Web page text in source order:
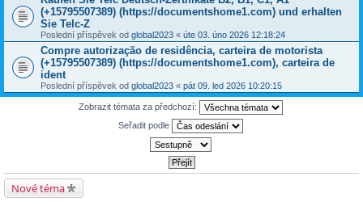
(+15795507389) (https://documentshome1.com) und erhalten
Sie Telc-Z
Poslední příspěvek od global2023 « úte 03. úno 2026 12:18:24
Compre autorização de residência, carteira de motorista
(+15795507389) (https://documentshome1.com), carteira de
ident
Poslední příspěvek od global2023 « pát 09. led 2026 10:20:15
Zobrazit témata za předchozí:
Seřadit podle
Nové téma